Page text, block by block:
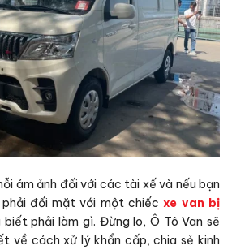
ám ảnh đối với các tài xế và nếu bạn
phải đối mặt với một chiếcxe van bị
phải làm gì. Đừng lo, Ô Tô Van sẽ
về cách xử lý khẩn cấp, chia sẻ kinh